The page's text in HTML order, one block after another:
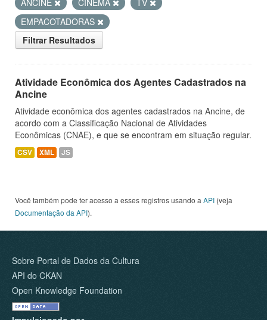
ANCINE
CINEMA
TV
EMPACOTADORAS
Filtrar Resultados
Atividade Econômica dos Agentes Cadastrados na
Ancine
Atividade econômica dos agentes cadastrados na Ancine, de
acordo com a Classificação Nacional de Atividades
Econômicas (CNAE), e que se encontram em situação regular.
CSV XML JS
Você também pode ter acesso a esses registros usando a API (veja
Documentação da API).
Sobre Portal de Dados da Cultura
API do CKAN
Open Knowledge Foundation